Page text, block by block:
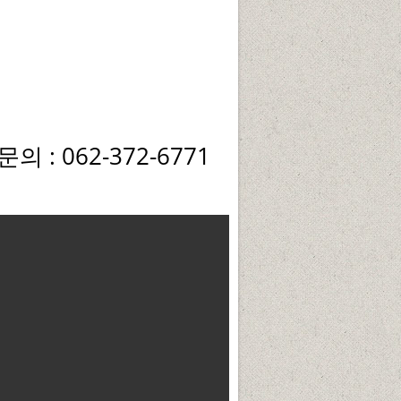
의 : 062-372-6771